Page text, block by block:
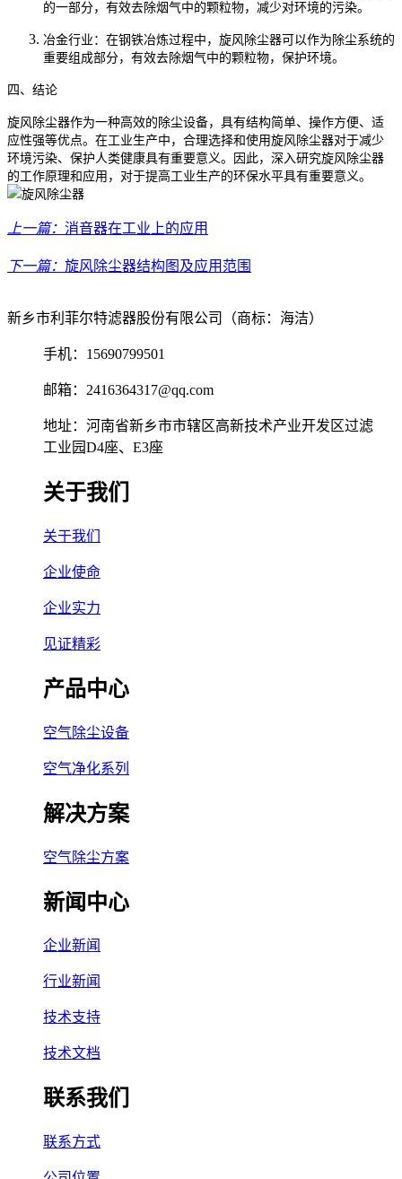
的一部分，有效去除烟气中的颗粒物，减少对环境的污染。
冶金行业：在钢铁冶炼过程中，旋风除尘器可以作为除尘系统的
重要组成部分，有效去除烟气中的颗粒物，保护环境。
四、结论
旋风除尘器作为一种高效的除尘设备，具有结构简单、操作方便、适
应性强等优点。在工业生产中，合理选择和使用旋风除尘器对于减少
环境污染、保护人类健康具有重要意义。因此，深入研究旋风除尘器
的工作原理和应用，对于提高工业生产的环保水平具有重要意义。
上一篇： 消音器在工业上的应用
下一篇： 旋风除尘器结构图及应用范围
新乡市利菲尔特滤器股份有限公司（商标：海洁）
手机：15690799501
邮箱：2416364317@qq.com
地址：河南省新乡市市辖区高新技术产业开发区过滤
工业园D4座、E3座
关于我们
关于我们
企业使命
企业实力
见证精彩
产品中心
空气除尘设备
空气净化系列
解决方案
空气除尘方案
新闻中心
企业新闻
行业新闻
技术支持
技术文档
联系我们
联系方式